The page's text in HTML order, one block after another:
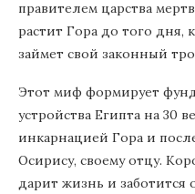
правителем царства
растит Гора до того дня,
займет свой законный
Этот миф формирует
устройства Египта на 30
инкарнацией Гора и
Осирису, своему отцу.
дарит жизнь и